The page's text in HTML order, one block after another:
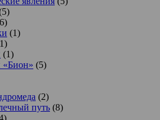
(1)
(1)
«Бион» (5)
(2)
путь (8)